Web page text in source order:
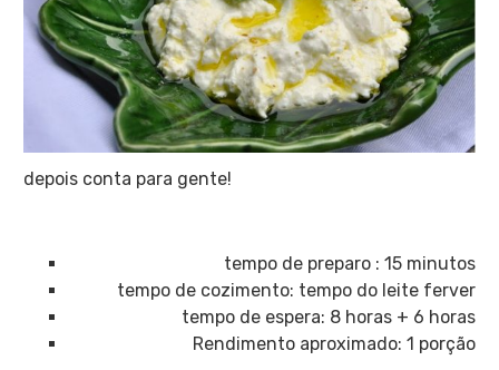
depois conta para gente!
tempo de preparo : 15 minutos
tempo de cozimento: tempo do leite ferver
tempo de espera: 8 horas + 6 horas
Rendimento aproximado: 1 porção